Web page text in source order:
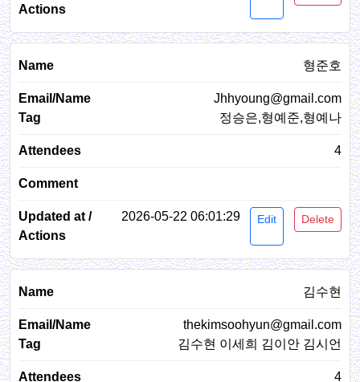
형준호
Jhhyoung@gmail.com
정승은,형예준,형예나
4
2026-05-22 06:01:29 Edit Delete
김수현
thekimsoohyun@gmail.com
김수현 이세희 김이안 김시언
4